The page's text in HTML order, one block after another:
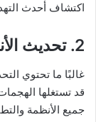
اكتشاف أحدث
2. تحديث الأنظمة والتطبيقات بانتظام
غالبًا ما تحتوي
قد تستغلها
جميع الأنظمة